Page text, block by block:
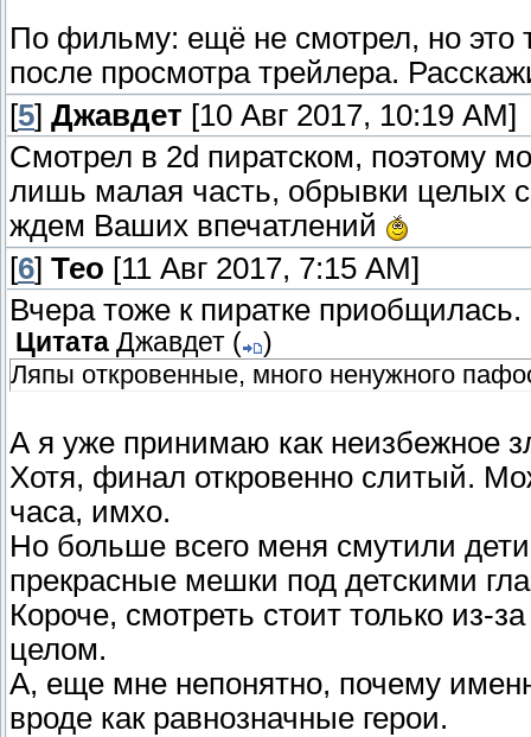
По фильму: ещё не смотрел, но это
после просмотра трейлера.
[5] Джавдет [10 Авг 2017, 10:19 AM]
Смотрел в 2d пиратском, поэтому
лишь малая часть, обрывки целых
ждем Ваших впечатлений
[6] Тео [11 Авг 2017, 7:15 AM]
Вчера тоже к пиратке приобщилась.
Цитата Джавдет (
)
Ляпы откровенные, много ненужного
А я уже принимаю как неизбежное
Хотя, финал откровенно слитый.
часа, имхо.
Но больше всего меня смутили
прекрасные мешки под детскими
Короче, смотреть стоит только из-
целом.
А, еще мне непонятно, почему
вроде как равнозначные герои.